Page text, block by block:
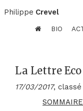
Philippe Crevel
BIO
La Lettre Eco
17/03/2017, classé